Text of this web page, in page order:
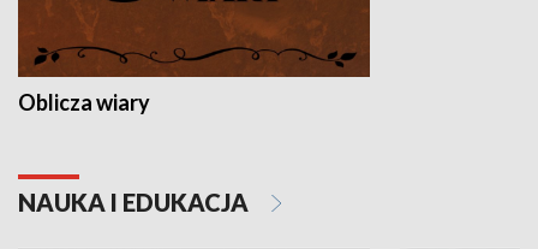
Oblicza wiary
NAUKA I EDUKACJA